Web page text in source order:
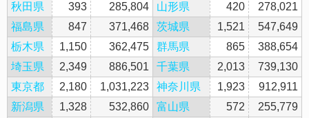
秋田県
393 285,804 山形県 420
278,021
福島県
847 371,468 茨城県 1,521
547,649
栃木県
1,150 362,475 群馬県 865
388,654
埼玉県
2,349 886,501 千葉県 2,013
739,130
東京都
2,180 1,031,223 神奈川県 1,923
912,911
新潟県
1,328 532,860 富山県 572
255,779